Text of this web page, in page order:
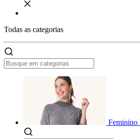
Todas as categorias
Feminino